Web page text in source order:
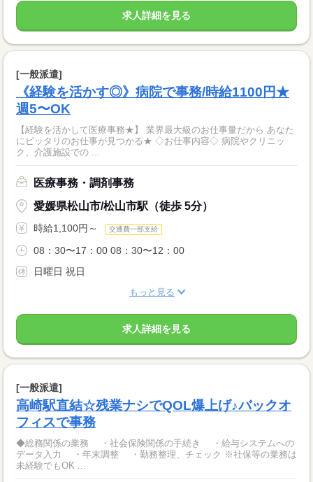
求人詳細を見る
[一般派遣]
《経験を活かす◎》病院で事務/時給1100円★
週5〜OK
【経験を活かして医療事務★】 業界最大級のお仕事量だから あなた
にピッタリのお仕事が見つかる★ ◇お仕事内容◇ 病院やクリニッ
ク、介護施設での ...
医療事務・調剤事務
愛媛県松山市/松山市駅（徒歩 5分）
時給1,100円～ 交通費一部支給
08：30〜17：00 08：30〜12：00
日曜日 祝日
もっと見る
求人詳細を見る
[一般派遣]
高崎駅直結☆残業ナシでQOL爆上げ♪バックオ
フィスで事務
◆総務関係の業務 ・社会保険関係の手続き ・給与システムへの
データ入力 ・年末調整 ・勤務整理、チェック ※社保等の業務は